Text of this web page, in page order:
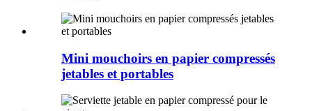
Mini mouchoirs en papier compressés
jetables et portables